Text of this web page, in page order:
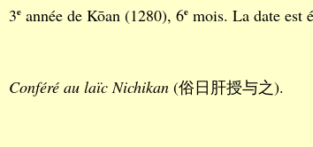
3e année de Kōan (1280), 6e mois. La date est
Conféré au laïc Nichikan (俗日肝授与之).